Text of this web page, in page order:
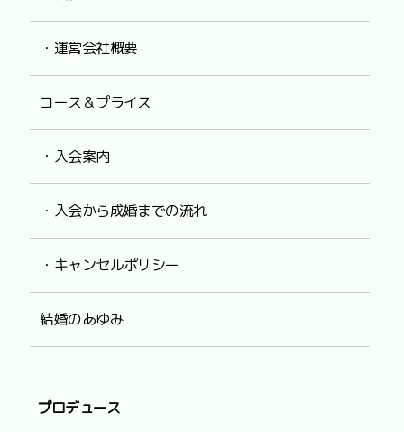
・運営会社概要
コース＆プライス
・入会案内
・入会から成婚までの流れ
・キャンセルポリシー
結婚のあゆみ
プロデュース